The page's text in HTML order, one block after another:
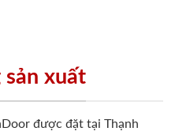
sản xuất
được đặt tại Thạnh